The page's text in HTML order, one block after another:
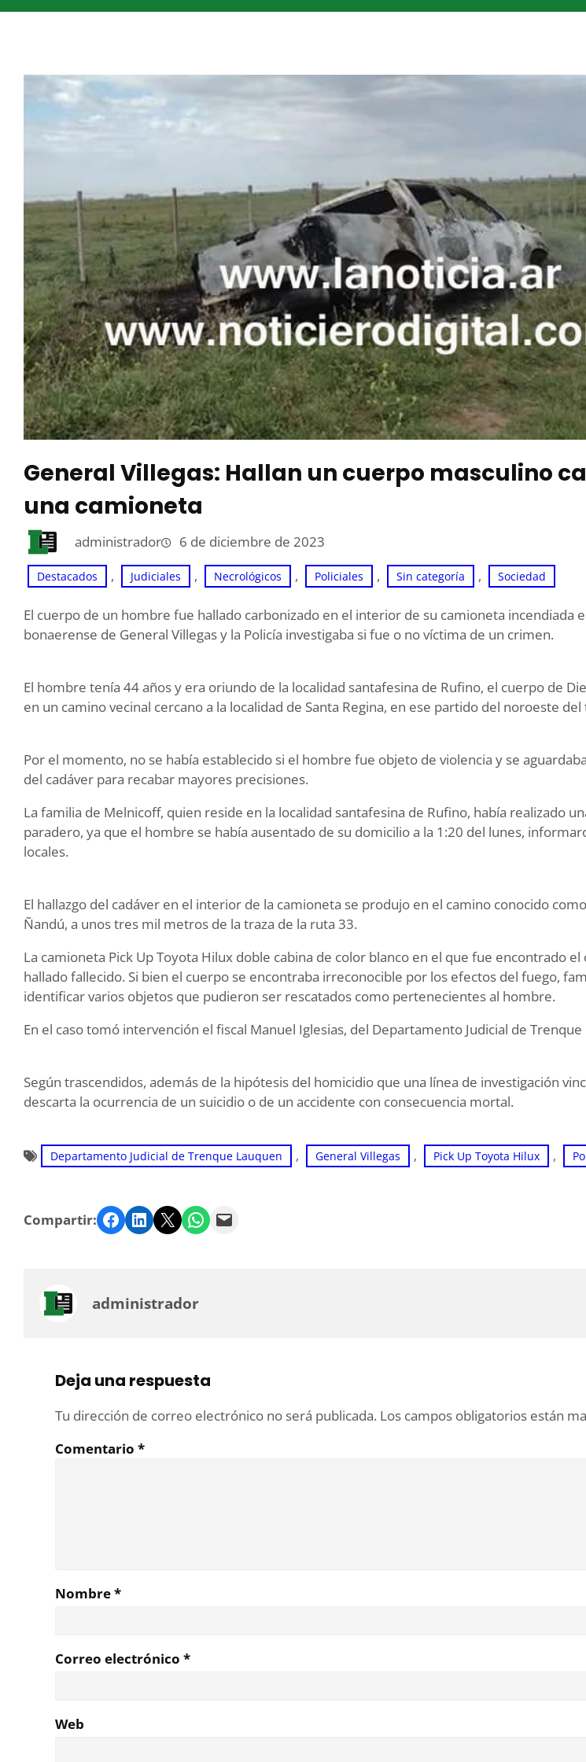
General Villegas: Hallan un cuerpo masculino
una camioneta
administrador 6 de diciembre de 2023
Destacados , Judiciales , Necrológicos , Policiales , Sin categoría , Sociedad
El cuerpo de un hombre fue hallado carbonizado en el interior de su camioneta incendiada
bonaerense de General Villegas y la Policía investigaba si fue o no víctima de un crimen.
El hombre tenía 44 años y era oriundo de la localidad santafesina de Rufino, el cuerpo de
en un camino vecinal cercano a la localidad de Santa Regina, en ese partido del noroeste
Por el momento, no se había establecido si el hombre fue objeto de violencia y se
del cadáver para recabar mayores precisiones.
La familia de Melnicoff, quien reside en la localidad santafesina de Rufino, había realizado
paradero, ya que el hombre se había ausentado de su domicilio a la 1:20 del lunes,
locales.
El hallazgo del cadáver en el interior de la camioneta se produjo en el camino conocido
Ñandú, a unos tres mil metros de la traza de la ruta 33.
La camioneta Pick Up Toyota Hilux doble cabina de color blanco en el que fue encontrado
hallado fallecido. Si bien el cuerpo se encontraba irreconocible por los efectos del fuego,
identificar varios objetos que pudieron ser rescatados como pertenecientes al hombre.
En el caso tomó intervención el fiscal Manuel Iglesias, del Departamento Judicial de Trenque
Según trascendidos, además de la hipótesis del homicidio que una línea de investigación
descarta la ocurrencia de un suicidio o de un accidente con consecuencia mortal.
Departamento Judicial de Trenque Lauquen , General Villegas , Pick Up Toyota Hilux ,
Compartir: Facebook LinkedIn Twitter WhatsApp Email
administrador
Deja una respuesta
Tu dirección de correo electrónico no será publicada. Los campos obligatorios están
Comentario *
Nombre*
Correo electrónico *
Web